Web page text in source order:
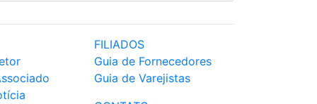
FILIADOS
Guia de Fornecedores
Guia de Varejistas